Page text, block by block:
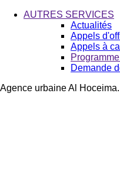
AUTRES SERVICES
Actualités
Appels
Appels à
Demande
Agence urbaine Al